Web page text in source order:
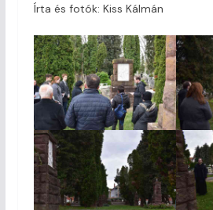
Írta és fotók: Kiss Kálmán